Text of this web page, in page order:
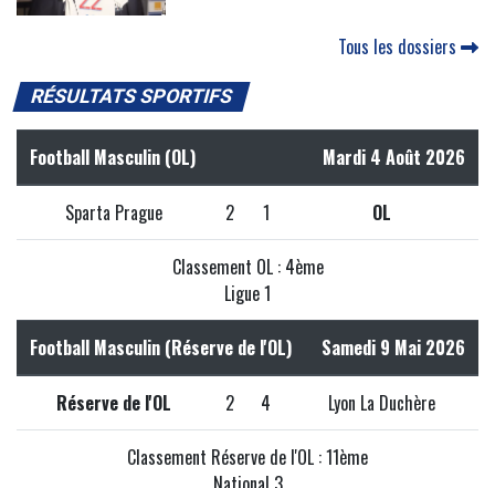
Tous les dossiers
RÉSULTATS SPORTIFS
Football Masculin (OL) Mardi 4 Août 2026
Sparta Prague 2 1 OL
Classement OL : 4ème
Ligue 1
Football Masculin (Réserve de l'OL) Samedi 9 Mai 2026
Réserve de l'OL 2 4 Lyon La Duchère
Classement Réserve de l'OL : 11ème